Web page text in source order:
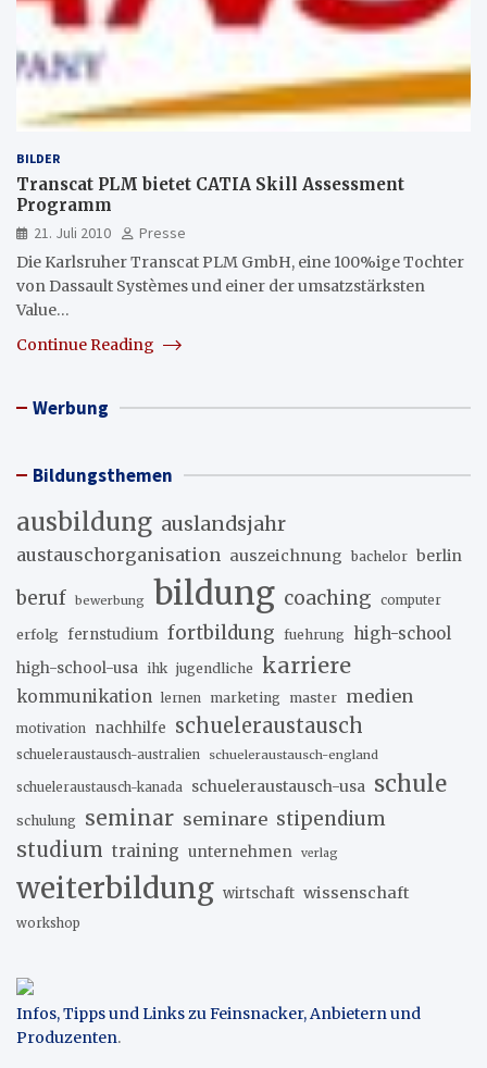
BILDER
Transcat PLM bietet CATIA Skill Assessment
Programm
21. Juli 2010
Presse
Die Karlsruher Transcat PLM GmbH, eine 100%ige Tochter
von Dassault Systèmes und einer der umsatzstärksten
Value…
Continue Reading
Werbung
Bildungsthemen
ausbildung auslandsjahr
austauschorganisation auszeichnung bachelor berlin
beruf bewerbung bildung coaching computer
erfolg fernstudium fortbildung fuehrung high-school
high-school-usa ihk jugendliche karriere
kommunikation lernen marketing master medien
motivation nachhilfe schueleraustausch
schueleraustausch-australien schueleraustausch-england
schueleraustausch-kanada schueleraustausch-usa schule
schulung seminar seminare stipendium
studium training unternehmen verlag
weiterbildung wirtschaft wissenschaft
workshop
Infos, Tipps und Links zu Feinsnacker, Anbietern und
Produzenten.